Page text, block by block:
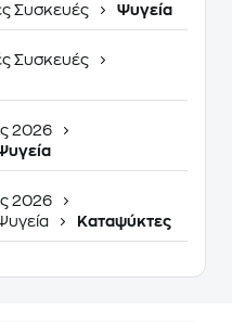
Συσκευές Ψυγεία
Συσκευές
2026
2026
Καταψύκτες